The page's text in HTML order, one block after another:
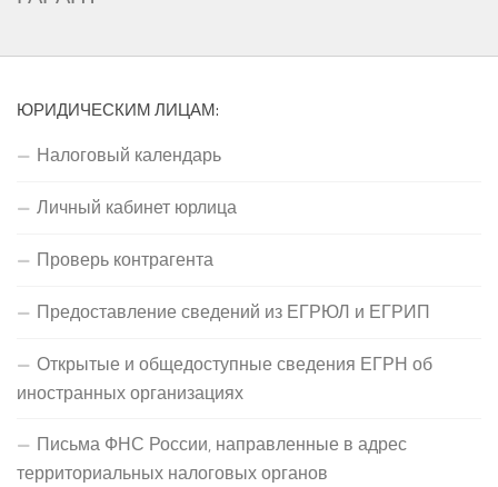
ЮРИДИЧЕСКИМ ЛИЦАМ:
Налоговый календарь
Личный кабинет юрлица
Проверь контрагента
Предоставление сведений из ЕГРЮЛ и ЕГРИП
Открытые и общедоступные сведения ЕГРН об
иностранных организациях
Письма ФНС России, направленные в адрес
территориальных налоговых органов